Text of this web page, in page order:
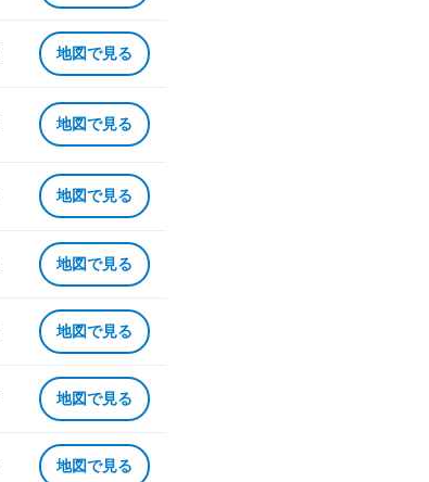
地図で見る
地図で見る
地図で見る
地図で見る
地図で見る
地図で見る
地図で見る